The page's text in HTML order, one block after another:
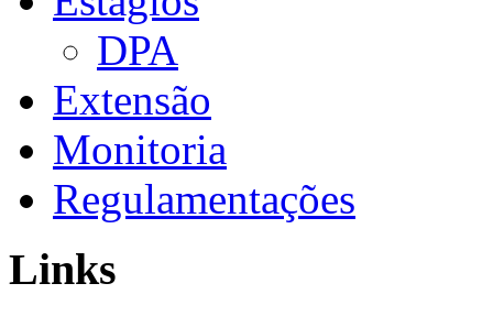
DPA
Extensão
Monitoria
Regulamentações
Links